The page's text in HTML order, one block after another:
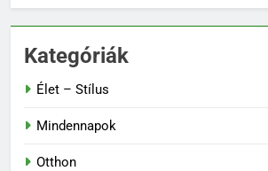
Kategóriák
Élet – Stílus
Mindennapok
Otthon